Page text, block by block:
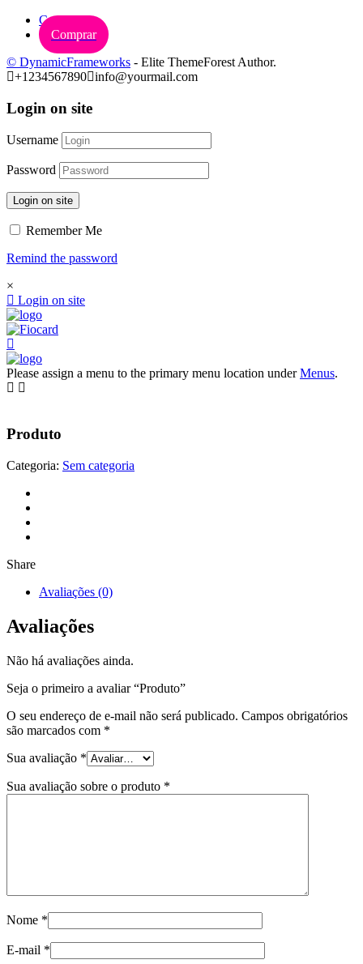
Carrinho
Comprar
© DynamicFrameworks - Elite ThemeForest Author.
+1234567890 info@yourmail.com
Login on site
Username
Password
Login on site
Remember Me
Remind the password
×
Login on site
Please assign a menu to the primary menu location underMenus.
Produto
Categoria: Sem categoria
Share
Avaliações (0)
Avaliações
Não há avaliações ainda.
Seja o primeiro a avaliar “Produto”
O seu endereço de e-mail não será publicado. Campos obrigatórios
são marcados com *
Sua avaliação *
Sua avaliação sobre o produto *
Nome *
E-mail *